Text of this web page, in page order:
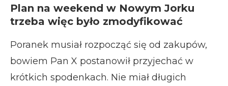
Plan na weekend w Nowym Jorku
trzeba więc było zmodyfikować
Poranek musiał rozpocząć się od zakupów,
bowiem Pan X postanowił przyjechać w
krótkich spodenkach. Nie miał długich